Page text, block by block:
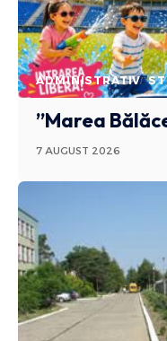
ADMINISTRATIV
”Marea
7 AUGUST 2026